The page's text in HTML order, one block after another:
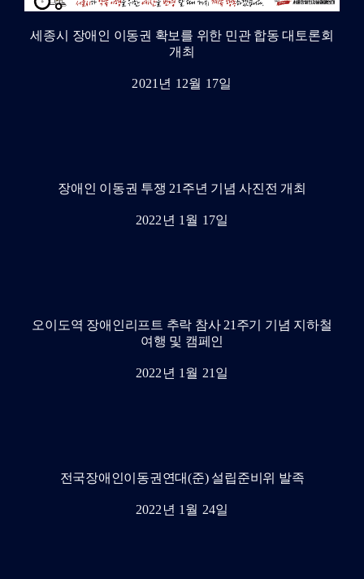
세종시 장애인 이동권 확보를 위한 민관 합동 대토론회
개최
2021년 12월 17일
장애인 이동권 투쟁 21주년 기념 사진전 개최
2022년 1월 17일
오이도역 장애인리프트 추락 참사 21주기 기념 지하철
여행 및 캠페인
2022년 1월 21일
전국장애인이동권연대(준) 설립준비위 발족
2022년 1월 24일